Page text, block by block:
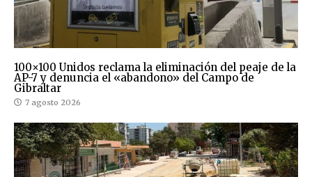
100×100 Unidos reclama la eliminación del peaje de la
AP-7 y denuncia el «abandono» del Campo de
Gibraltar
7 agosto 2026